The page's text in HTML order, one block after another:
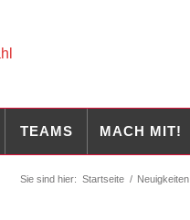
TEAMS MACH MIT!
Sie sind hier: Startseite / Neuigkeiten